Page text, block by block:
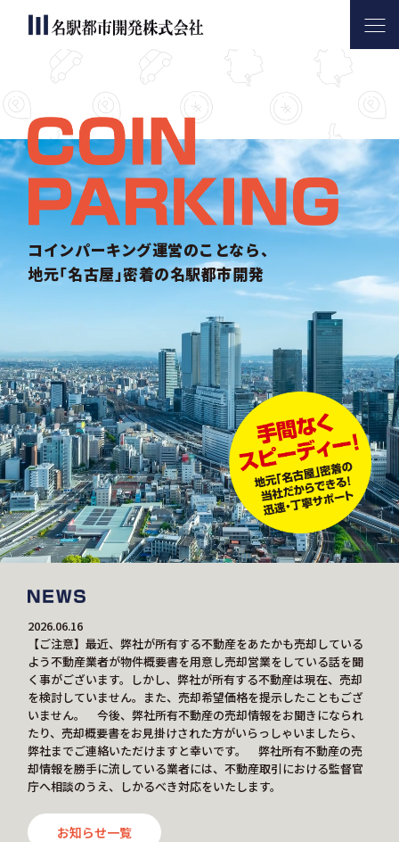
サービス内容
会社案内
お問い合わせ
コインパーキング運営のことなら、
地元｢名古屋｣密着の名駅都市開発
2026.06.16
【ご注意】最近、弊社が所有する不動産をあたかも売却している
よう不動産業者が物件概要書を用意し売却営業をしている話を聞
く事がございます。しかし、弊社が所有する不動産は現在、売却
を検討していません。また、売却希望価格を提示したこともござ
いません。 今後、弊社所有不動産の売却情報をお聞きになられ
たり、売却概要書をお見掛けされた方がいらっしゃいましたら、
弊社までご連絡いただけますと幸いです。 弊社所有不動産の売
却情報を勝手に流している業者には、不動産取引における監督官
庁へ相談のうえ、しかるべき対応をいたします。
お知らせ一覧